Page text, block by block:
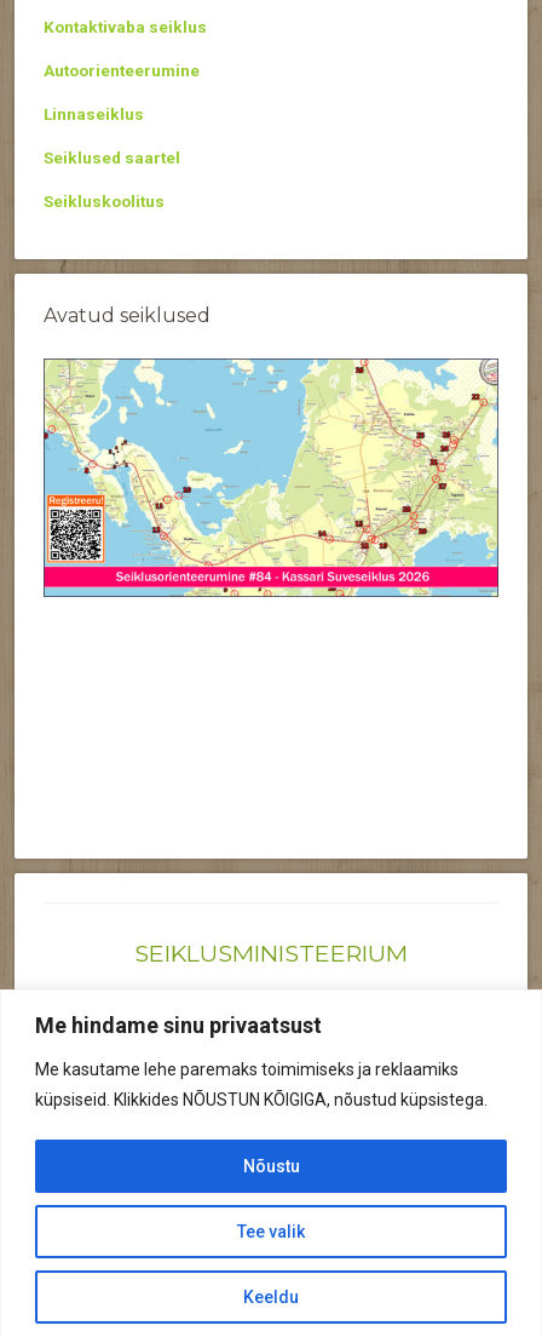
Me hindame sinu privaatsust
Me kasutame lehe paremaks toimimiseks ja reklaamiks
küpsiseid. Klikkides NÕUSTUN KÕIGIGA, nõustud küpsistega.
Tee valik
Keeldu
Nõustu
Kontaktivaba seiklus
Autoorienteerumine
Linnaseiklus
Seiklused saartel
Seikluskoolitus
Avatud seiklused
SEIKLUSMINISTEERIUM
Reg nr: 12041719
© 2026 Seiklusministeerium